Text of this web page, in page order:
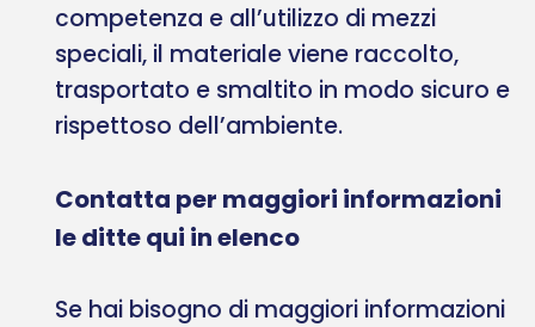
competenza e all’utilizzo di mezzi
speciali, il materiale viene raccolto,
trasportato e smaltito in modo sicuro e
rispettoso dell’ambiente.
Contatta per maggiori informazioni
le ditte qui in elenco
Se hai bisogno di maggiori informazioni